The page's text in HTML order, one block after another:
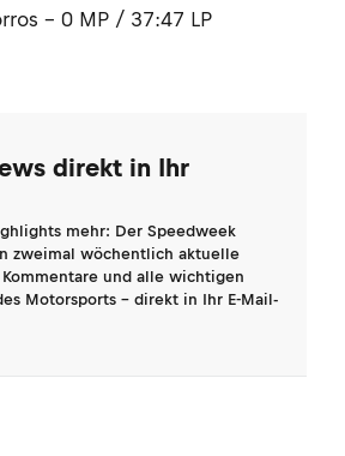
– 0 MP / 37:47 LP
direkt in Ihr
mehr: Der Speedweek
zweimal wöchentlich aktuelle
und alle wichtigen
Motorsports - direkt in Ihr E-Mail-